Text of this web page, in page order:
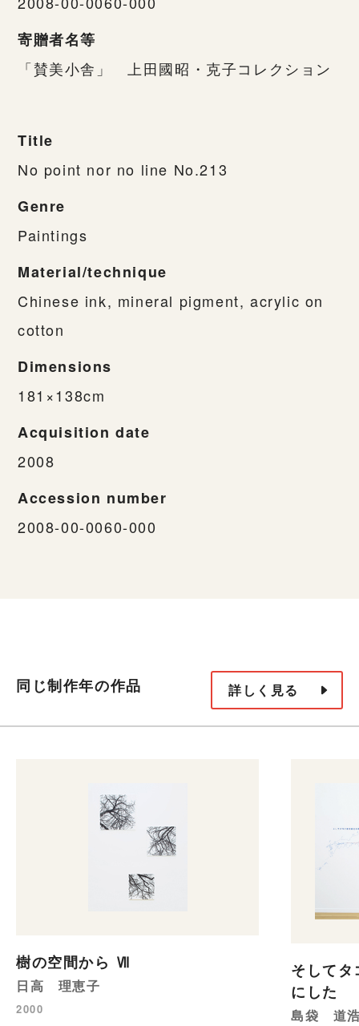
寄贈者名等
「賛美小舎」 上田國昭・克子コレクション
Title
No point nor no line No.213
Genre
Paintings
Material/technique
Chinese ink, mineral pigment, acrylic on
cotton
Dimensions
181×138cm
Acquisition date
2008
Accession number
2008-00-0060-000
同じ制作年の作品 詳しく見る
樹の空間から Ⅶ
日高 理恵子
2000
そして
にした
島袋 道